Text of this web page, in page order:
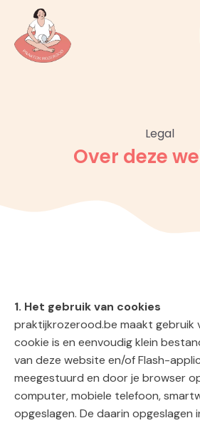
Legal
Over deze
1. Het gebruik van cookies
praktijkrozerood.be maakt gebruik
cookie is en eenvoudig klein
van deze website en/of Flash-
meegestuurd en door je browser
computer, mobiele telefoon,
opgeslagen. De daarin opgeslagen